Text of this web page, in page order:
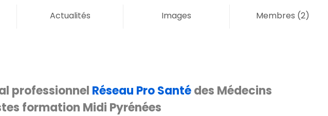
Actualités Images Membres (2)
professionnel Réseau Pro Santédes Médecins
formation Midi Pyrénées